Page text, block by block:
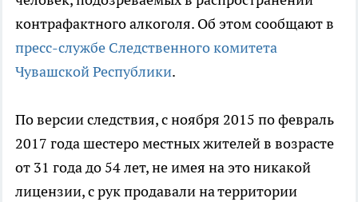
контрафактного алкоголя. Об этом сообщают в
пресс-службе Следственного комитета
Чувашской Республики.
По версии следствия, с ноября 2015 по февраль
2017 года шестеро местных жителей в возрасте
от 31 года до 54 лет, не имея на это никакой
лицензии, с рук продавали на территории